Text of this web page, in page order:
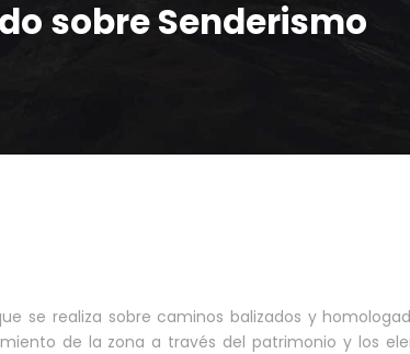
sobre Senderismo
se realiza sobre caminos balizados y
de la zona a través del patrimonio y los